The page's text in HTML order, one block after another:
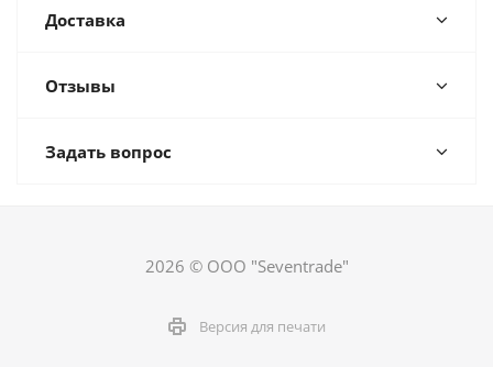
Доставка
Отзывы
Задать вопрос
2026 © ООО "Seventrade"
Версия для печати